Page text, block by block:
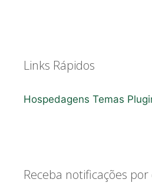
Links Rápidos
Hospedagens Temas
Receba notificações